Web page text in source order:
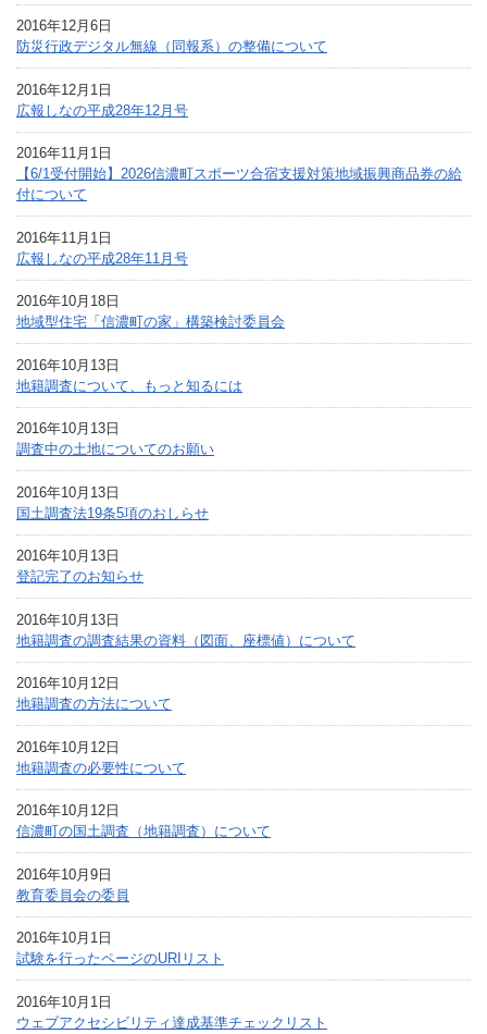
2016年12月6日
防災行政デジタル無線（同報系）の整備について
2016年12月1日
広報しなの平成28年12月号
2016年11月1日
【6/1受付開始】2026信濃町スポーツ合宿支援対策地域振興商品券の給
付について
2016年11月1日
広報しなの平成28年11月号
2016年10月18日
地域型住宅「信濃町の家」構築検討委員会
2016年10月13日
地籍調査について、もっと知るには
2016年10月13日
調査中の土地についてのお願い
2016年10月13日
国土調査法19条5項のおしらせ
2016年10月13日
登記完了のお知らせ
2016年10月13日
地籍調査の調査結果の資料（図面、座標値）について
2016年10月12日
地籍調査の方法について
2016年10月12日
地籍調査の必要性について
2016年10月12日
信濃町の国土調査（地籍調査）について
2016年10月9日
教育委員会の委員
2016年10月1日
試験を行ったページのURIリスト
2016年10月1日
ウェブアクセシビリティ達成基準チェックリスト